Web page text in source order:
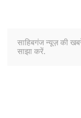
साहिबगंज न्यूज़ की
साझा करें.